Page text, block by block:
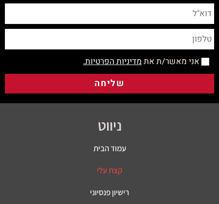
אני מאשר/ת אתמדיניות הפרטיות.
שליחה
ניווט
עמוד הבית
קצת עלי
רישיון פנסיוני